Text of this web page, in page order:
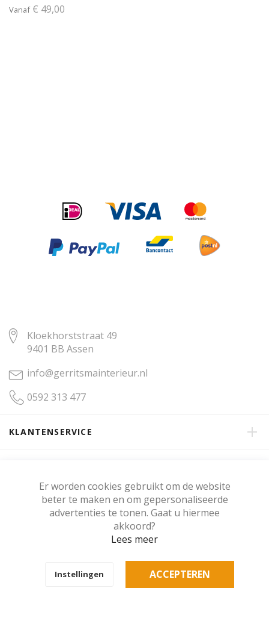
Er worden cookies gebruikt om de website
beter te maken en om gepersonaliseerde
advertenties te tonen. Gaat u hiermee
akkoord?
Lees meer
Instellingen ACCEPTEREN
Vanaf € 49,00
Kloekhorststraat 49
9401 BB Assen
info@gerritsmainterieur.nl
0592 313 477
KLANTENSERVICE
KLANTENBEOORDELING
Copyright © Gerritsma Interieur.